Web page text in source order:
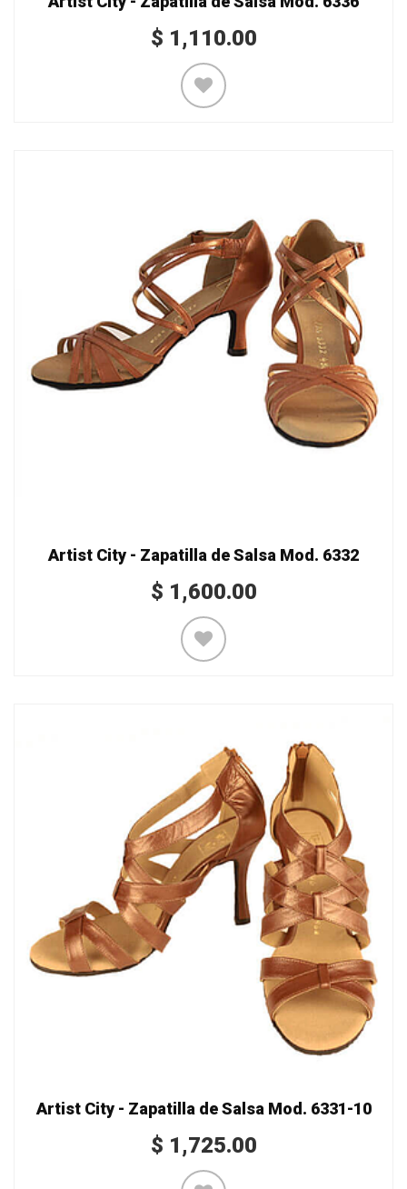
$ 1,110.00
Artist City - Zapatilla de Salsa Mod. 6332
$ 1,600.00
Artist City - Zapatilla de Salsa Mod. 6331-10
$ 1,725.00